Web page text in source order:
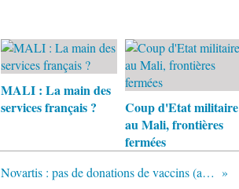
MALI : La main des
services français ?
Coup d'Etat militaire
au Mali, frontières
fermées
Novartis : pas de donations de vaccins (aux pays pauvres)